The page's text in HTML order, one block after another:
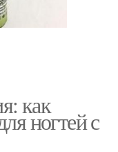
как
ногтей с